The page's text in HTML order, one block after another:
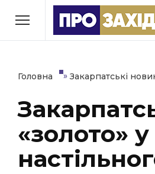
РУБРИКИ
Економіка
Політика
Втрачений Ужгород
(відеоверсія)
Головна » Закарпатські
«золото»